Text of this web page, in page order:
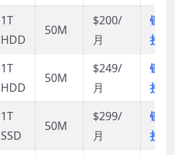
1T
HDD
50M
$200/
月
链
接
1T
HDD
50M
$249/
月
链
接
1T
SSD
50M
$299/
月
链
接